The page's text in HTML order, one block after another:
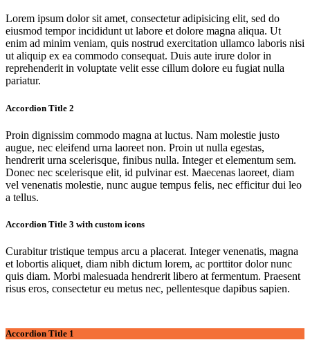
Lorem ipsum dolor sit amet, consectetur adipisicing elit, sed do
eiusmod tempor incididunt ut labore et dolore magna aliqua. Ut
enim ad minim veniam, quis nostrud exercitation ullamco laboris nisi
ut aliquip ex ea commodo consequat. Duis aute irure dolor in
reprehenderit in voluptate velit esse cillum dolore eu fugiat nulla
pariatur.
Accordion Title 2
Proin dignissim commodo magna at luctus. Nam molestie justo
augue, nec eleifend urna laoreet non. Proin ut nulla egestas,
hendrerit urna scelerisque, finibus nulla. Integer et elementum sem.
Donec nec scelerisque elit, id pulvinar est. Maecenas laoreet, diam
vel venenatis molestie, nunc augue tempus felis, nec efficitur dui leo
a tellus.
Accordion Title 3 with custom icons
Curabitur tristique tempus arcu a placerat. Integer venenatis, magna
et lobortis aliquet, diam nibh dictum lorem, ac porttitor dolor nunc
quis diam. Morbi malesuada hendrerit libero at fermentum. Praesent
risus eros, consectetur eu metus nec, pellentesque dapibus sapien.
Accordion Title 1